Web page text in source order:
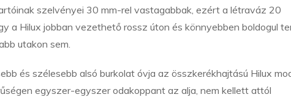
szelvényei 30 mm-rel vastagabbak, ezért a létraváz 20
a Hilux jobban vezethető rossz úton és könnyebben boldogul
utakon sem.
és szélesebb alsó burkolat óvja az összkerékhajtású Hilux
egyszer-egyszer odakoppant az alja, nem kellett attól